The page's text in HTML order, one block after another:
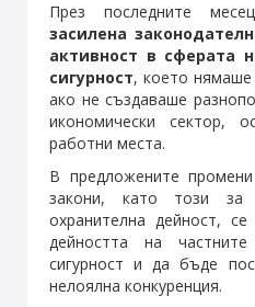
През последните
засилена
активност в сферата
сигурност, което нямаше
ако не създаваше
икономически сектор,
работни места.
В предложените
закони, като този
охранителна дейност, се
дейността на
сигурност и да бъде
нелоялна конкуренция.